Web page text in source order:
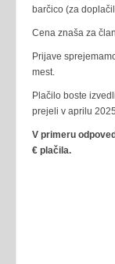
barčico (za
Cena znaša za
Prijave
mest.
Plačilo boste
prejeli v aprilu
V primeru
€ plačila.